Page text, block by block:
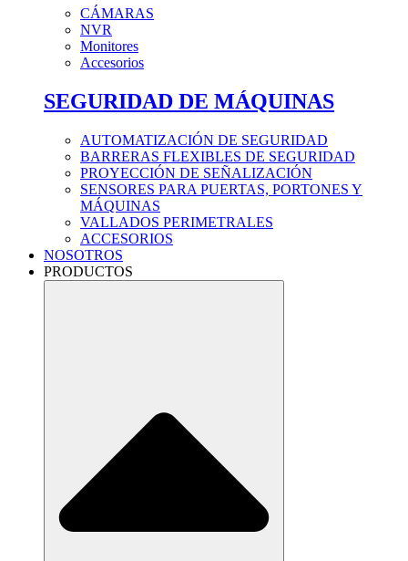
CÁMARAS
NVR
Monitores
Accesorios
SEGURIDAD DE MÁQUINAS
AUTOMATIZACIÓN DE SEGURIDAD
BARRERAS FLEXIBLES DE SEGURIDAD
PROYECCIÓN DE SEÑALIZACIÓN
SENSORES PARA PUERTAS, PORTONES Y
MÁQUINAS
VALLADOS PERIMETRALES
ACCESORIOS
NOSOTROS
PRODUCTOS